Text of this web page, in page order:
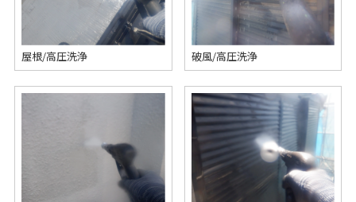
屋根/高圧洗浄 破風/高圧洗浄